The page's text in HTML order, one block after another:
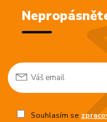
Souhlasím se